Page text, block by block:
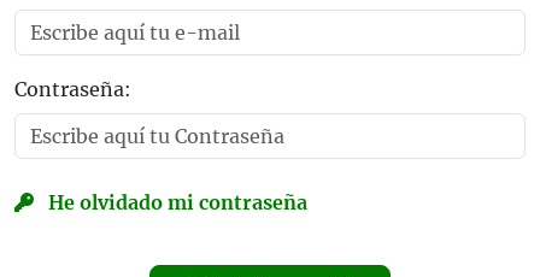
Contraseña:
He olvidado mi contraseña